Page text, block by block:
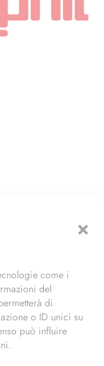
come i
del
di
o ID unici su
può influire
(MI)